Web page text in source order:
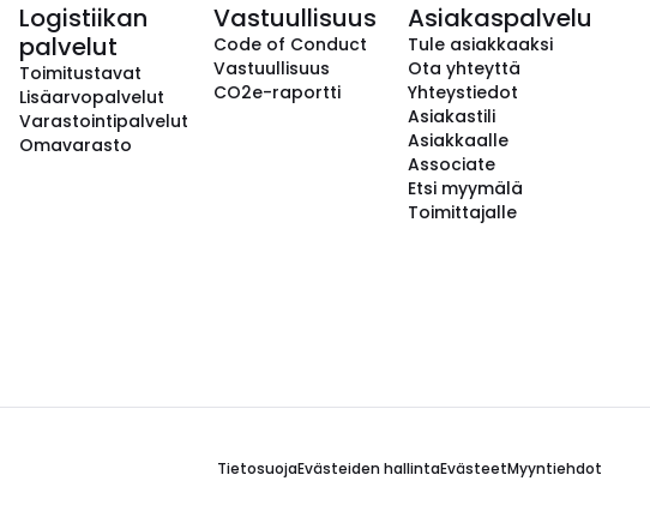
Logistiikan
palvelut
Toimitustavat
Lisäarvopalvelut
Varastointipalvelut
Omavarasto
Vastuullisuus
Code of Conduct
Vastuullisuus
CO2e-raportti
Asiakaspalvelu
Tule asiakkaaksi
Ota yhteyttä
Yhteystiedot
Asiakastili
Asiakkaalle
Associate
Etsi myymälä
Toimittajalle
TietosuojaEvästeiden hallintaEvästeetMyyntiehdot